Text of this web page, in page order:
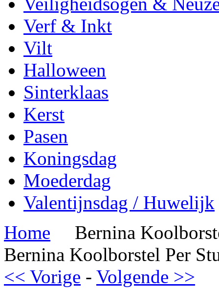
Verf & Inkt
Vilt
Halloween
Sinterklaas
Kerst
Pasen
Koningsdag
Moederdag
Valentijnsdag / Huwelijk
Home
Bernina
Bernina Koolborstel Per
<< Vorige - Volgende >>